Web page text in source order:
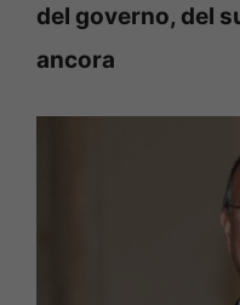
del governo, del
ancora